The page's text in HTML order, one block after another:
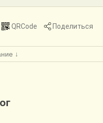
QRCode Поделиться
↓